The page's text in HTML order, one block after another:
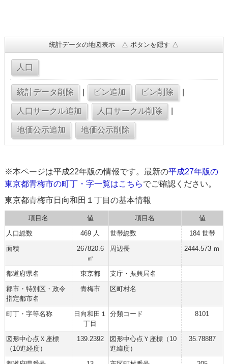
統計データの地図表示 △ ボタンを隠す △
※本ページは平成22年版の情報です。最新の平成27年版の
東京都青梅市の町丁・字一覧はこちらでご確認ください。
東京都青梅市日向和田１丁目の基本情報
項目名 値 項目名
値
人口総数
469 人 世帯総数
184 世帯
面積
267820.6
㎡
周辺長 2444.573 ｍ
都道府県名 東京都
支庁・振興局名
郡市・特別区・政令
指定都市名
青梅市 区町村名
町丁・字等名称
日向和田１
丁目
分類コード 8101
図形中心点Ｘ座標
（10進経度）
139.2392
図形中心点Ｙ座標（10
進緯度）
35.78887